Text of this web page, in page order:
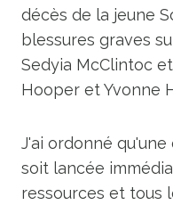
décès de la jeune
blessures graves
Sedyia McClintoc
Hooper et Yvonne
J'ai ordonné
soit lancée
ressources et tous